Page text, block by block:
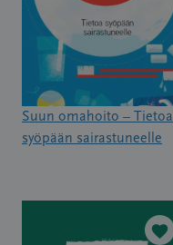
Suun omahoito – Tietoa
syöpään sairastuneelle